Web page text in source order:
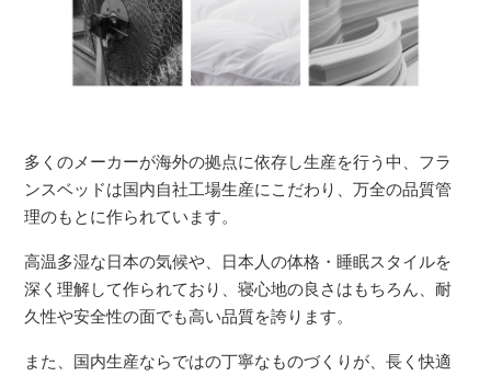
多くのメーカーが海外の拠点に依存し生産を行う中、フラ
ンスベッドは国内自社工場生産にこだわり、万全の品質管
理のもとに作られています。
高温多湿な日本の気候や、日本人の体格・睡眠スタイルを
深く理解して作られており、寝心地の良さはもちろん、耐
久性や安全性の面でも高い品質を誇ります。
また、国内生産ならではの丁寧なものづくりが、長く快適